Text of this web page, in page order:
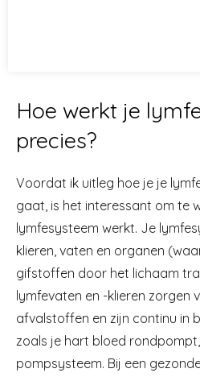
Hoe werkt je
precies?
Voordat ik uitleg hoe je je
gaat, is het interessant om te
lymfesysteem werkt. Je
klieren, vaten en organen
gifstoffen door het lichaam
lymfevaten en -klieren zorgen
afvalstoffen en zijn continu in
zoals je hart bloed
pompsysteem. Bij een